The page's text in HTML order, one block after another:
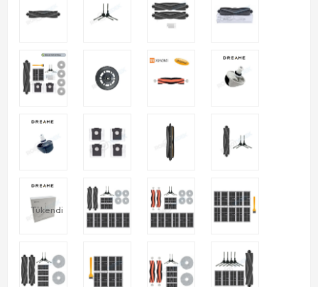
Tükendi